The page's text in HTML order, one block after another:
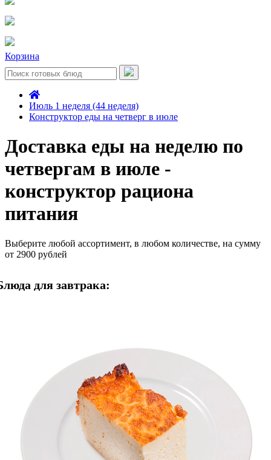
Корзина
Июль 1 неделя (44 неделя)
Конструктор еды на четверг в июле
Доставка еды на неделю по
четвергам в июле -
конструктор рациона
питания
Выберите любой ассортимент, в любом количестве, на сумму
от 2900 рублей
для завтрака: